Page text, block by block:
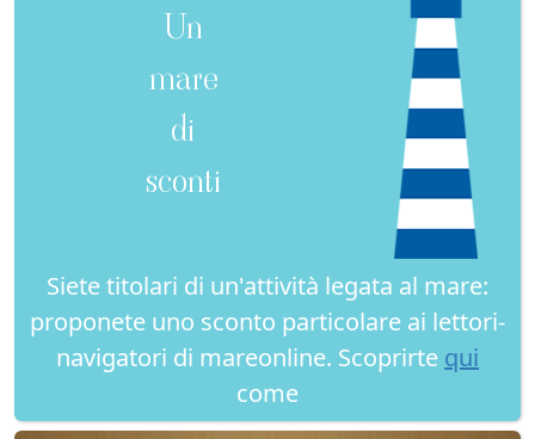
Un
mare
di
sconti
Siete titolari di un'attività legata al mare:
proponete uno sconto particolare ai lettori-
navigatori di mareonline. Scoprirte qui
come